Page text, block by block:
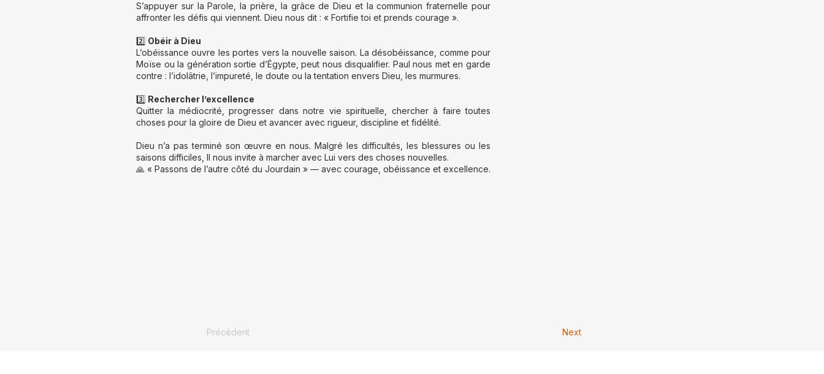
S’appuyer sur la Parole, la prière, la grâce de Dieu et la communion fraternelle pour
affronter les défis qui viennent. Dieu nous dit : « Fortifie toi et prends courage ».
2️⃣ Obéir à Dieu
L’obéissance ouvre les portes vers la nouvelle saison. La désobéissance, comme pour
Moïse ou la génération sortie d’Égypte, peut nous disqualifier. Paul nous met en garde
contre : l’idolâtrie, l’impureté, le doute ou la tentation envers Dieu, les murmures.
3️⃣ Rechercher l’excellence
Quitter la médiocrité, progresser dans notre vie spirituelle, chercher à faire toutes
choses pour la gloire de Dieu et avancer avec rigueur, discipline et fidélité.
Dieu n’a pas terminé son œuvre en nous. Malgré les difficultés, les blessures ou les
saisons difficiles, Il nous invite à marcher avec Lui vers des choses nouvelles.
🙏 « Passons de l’autre côté du Jourdain » — avec courage, obéissance et excellence.
Précédent Next